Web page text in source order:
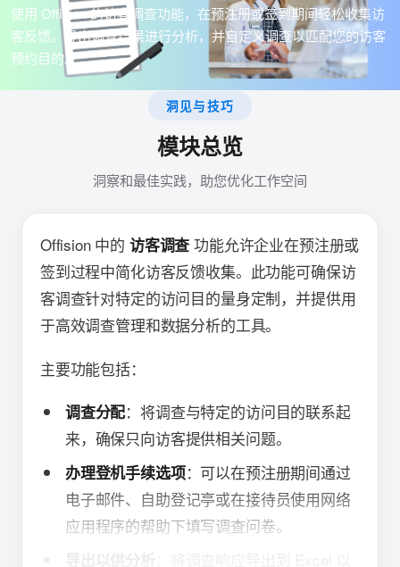
使用 Offision 的访客调查功能，在预注册或签到期间轻松收集访
客反馈。导出调查结果进行分析，并自定义调查以匹配您的访客
预约目的。
洞见与技巧
模块总览
洞察和最佳实践，助您优化工作空间
Offision 中的 访客调查功能允许企业在预注册或
签到过程中简化访客反馈收集。此功能可确保访
客调查针对特定的访问目的量身定制，并提供用
于高效调查管理和数据分析的工具。
主要功能包括：
调查分配：将调查与特定的访问目的联系起
来，确保只向访客提供相关问题。
办理登机手续选项：可以在预注册期间通过
电子邮件、自助登记亭或在接待员使用网络
应用程序的帮助下填写调查问卷。